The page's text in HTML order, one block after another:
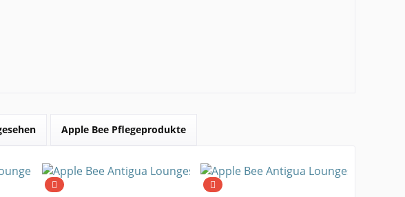
Apple Bee Pflegeprodukte